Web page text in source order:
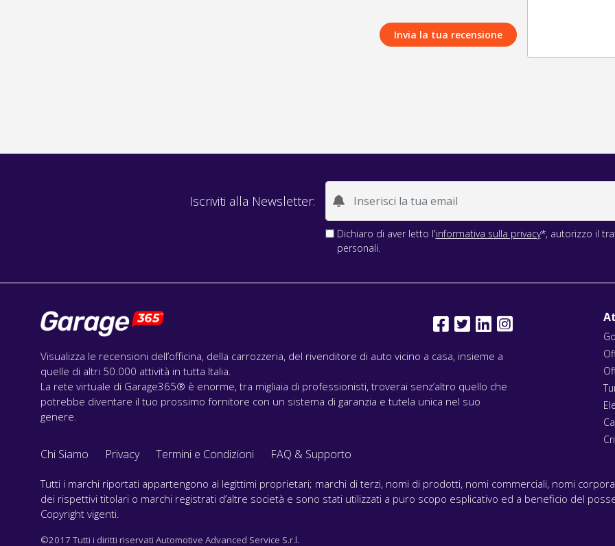
Invia la tua recensione
Iscriviti alla Newsletter:
Dichiaro di aver letto l'informativa sulla privacy*, autorizzo il
personali.
Visualizza le recensioni dell’officina, della carrozzeria, del rivenditore di auto vicino a casa, insieme a
quelle di altri 50.000 attività in tutta Italia.
La rete virtuale di Garage365® è enorme, tra migliaia di professionisti, troverai senz’altro quello che
potrebbe diventare il tuo prossimo fornitore con un sistema di garanzia e tutela unica nel suo
genere.
Chi Siamo Privacy Termini e Condizioni FAQ & Supporto
Tutti i marchi riportati appartengono ai legittimi proprietari; marchi di terzi, nomi di prodotti, nomi commerciali, nomi
dei rispettivi titolari o marchi registrati d’altre società e sono stati utilizzati a puro scopo esplicativo ed a beneficio del
Copyright vigenti.
©2017 Tutti i diritti riservati Automotive Advanced Service S.r.l.